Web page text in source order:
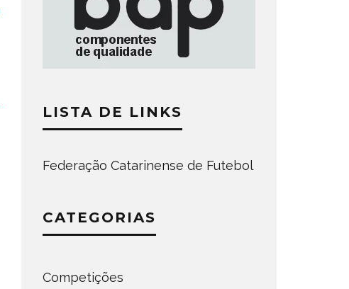
LISTA DE LINKS
Federação Catarinense de Futebol
CATEGORIAS
Competições